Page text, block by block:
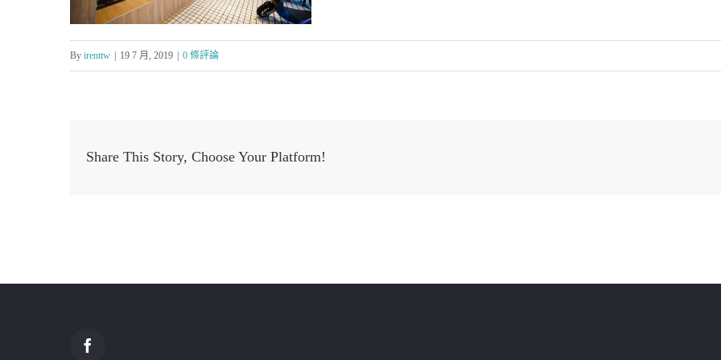
By irenttw | 19 7 月, 2019 | 0 條評論
Share This Story, Choose Your Platform!